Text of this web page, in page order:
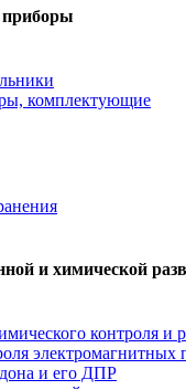
комплектующие
и химической
контроля и
электромагнитных
и его ДПР